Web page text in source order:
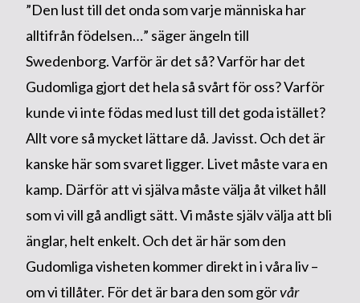
”Den lust till det onda som varje människa har
alltifrån födelsen…” säger ängeln till
Swedenborg. Varför är det så? Varför har det
Gudomliga gjort det hela så svårt för oss? Varför
kunde vi inte födas med lust till det goda istället?
Allt vore så mycket lättare då. Javisst. Och det är
kanske här som svaret ligger. Livet måste vara en
kamp. Därför att vi själva måste välja åt vilket håll
som vi vill gå andligt sätt. Vi måste själv välja att bli
änglar, helt enkelt. Och det är här som den
Gudomliga visheten kommer direkt in i våra liv –
om vi tillåter. För det är bara den som görvår